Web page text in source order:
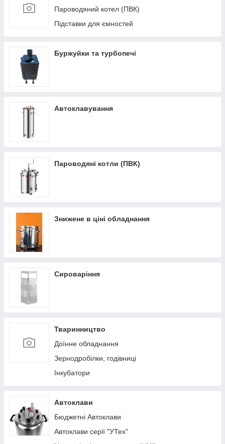
Пароводяний котел (ПВК)
Підставки для ємностей
Буржуйки та турбопечі
Автоклавування
Пароводяні котли (ПВК)
Знижене в ціні обладнання
Сироваріння
Тваринництво
Доїнне обладнання
Зернодробілки, годівниці
Інкубатори
Автоклави
Бюджетні Автоклави
Автоклави серії "УТех"